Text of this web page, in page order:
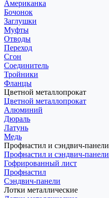
Американка
Бочонок
Заглушки
Муфты
Отводы
Переход
Сгон
Соединитель
Тройники
Фланцы
Цветной металлопрокат
Цветной металлопрокат
Алюминий
Дюраль
Латунь
Медь
Профнастил и сэндвич-панели
Профнастил и сэндвич-панели
Гофрированный лист
Профнастил
Сэндвич-панели
Лотки металлические